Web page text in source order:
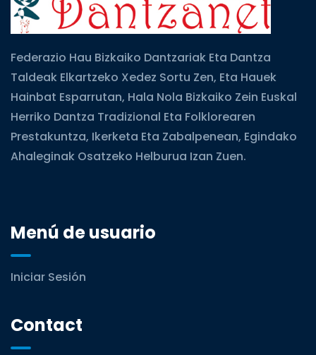
Federazio Hau Bizkaiko Dantzariak Eta Dantza
Taldeak Elkartzeko Xedez Sortu Zen, Eta Hauek
Hainbat Esparrutan, Hala Nola Bizkaiko Zein Euskal
Herriko Dantza Tradizional Eta Folklorearen
Prestakuntza, Ikerketa Eta Zabalpenean, Egindako
Ahaleginak Osatzeko Helburua Izan Zuen.
Menú de usuario
Iniciar Sesión
Contact